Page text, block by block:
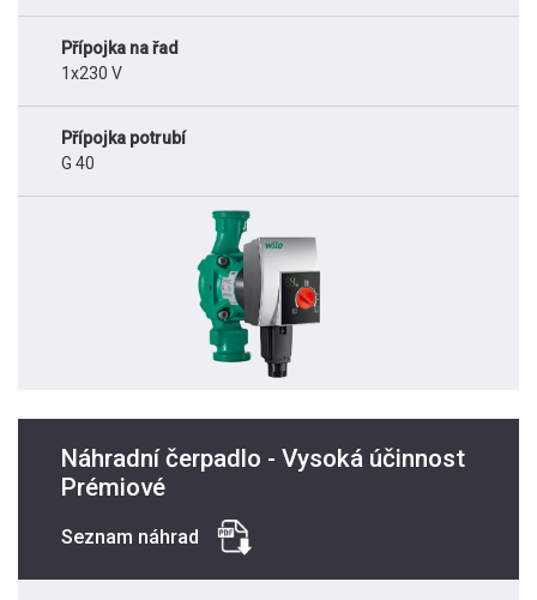
Přípojka na řad
1x230 V
Přípojka potrubí
G 40
Náhradní čerpadlo - Vysoká účinnost
Prémiové
Seznam náhrad